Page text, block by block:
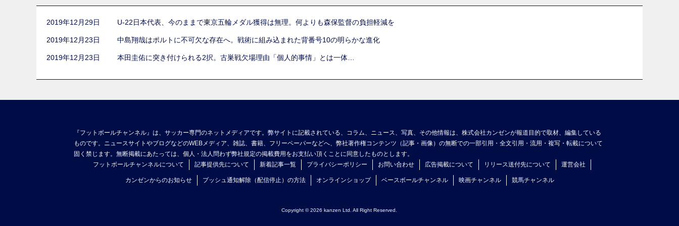
2019年12月29日 U-22日本代表、今のままで東京五輪メダル獲得は無理。何よりも森保監督の負担軽減を
2019年12月23日 中島翔哉はポルトに不可欠な存在へ。戦術に組み込まれた背番号10の明らかな進化
2019年12月23日 本田圭佑に突き付けられる2択。古巣戦欠場理由「個人的事情」とは一体…
『フットボールチャンネル』は、サッカー専門のネットメディアです。弊サイトに記載されている、コラム、ニュース、写真、その他情報は、株式会社カンゼンが報道目的で取材、編集している
ものです。ニュースサイトやブログなどのWEBメディア、雑誌、書籍、フリーペーパーなどへ、弊社著作権コンテンツ（記事・画像）の無断での一部引用・全文引用・流用・複写・転載について
固く禁じます。無断掲載にあたっては、個人・法人問わず弊社規定の掲載費用をお支払い頂くことに同意したものとします。
フットボールチャンネルについて
記事提供先について 新着記事一覧 プライバシーポリシー お問い合わせ 広告掲載について リリース送付先について 運営会社
カンゼンからのお知らせ プッシュ通知解除（配信停止）の方法 オンラインショップ ベースボールチャンネル 映画チャンネル 競馬チャンネル
Copyright © 2026 kanzen Ltd. All Right Reserved.